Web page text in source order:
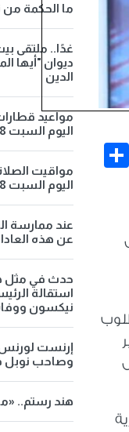
Share
ما الحكمة من
غدًا.. ملتقى
ديوان "أيها
الدين
مواعيد
اليوم السبت 8 أغسطس 2026
مواقيت
اليوم السبت 8 أغسطس 2026
عند ممارسة
عن هذه
استقالة
نيكسون
إرنست
وصاحب نوبل
هند رستم..